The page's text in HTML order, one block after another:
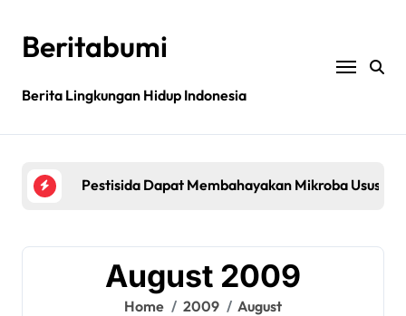
contentBeritabumi
Berita Lingkungan Hidup Indonesia
Pestisida Dapat Membahayakan Mikroba Usus
Bagaimana rantai pasokan global yang tidak
August 2009
Home 2009 August